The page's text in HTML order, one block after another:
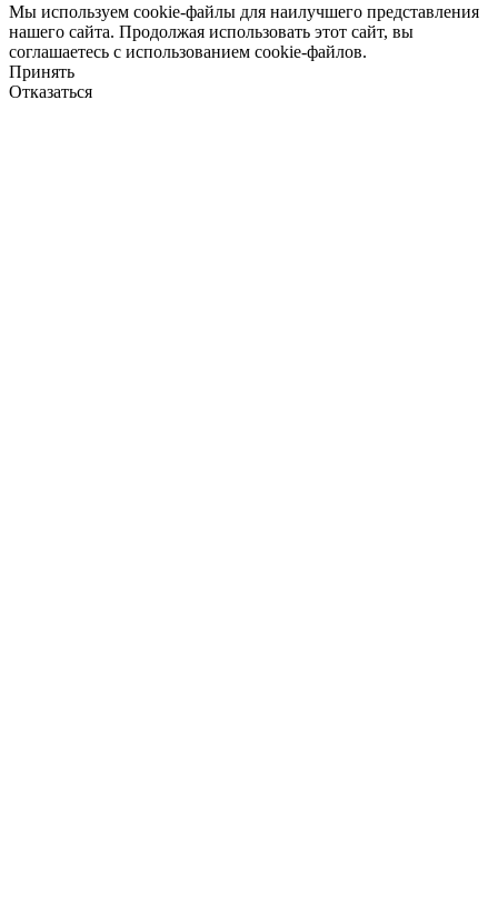
Мы используем cookie-файлы для наилучшего представления
нашего сайта. Продолжая использовать этот сайт, вы
соглашаетесь с использованием cookie-файлов.
Принять
Отказаться